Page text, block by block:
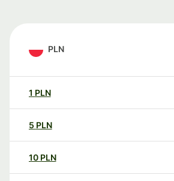
PLN
1 PLN
5 PLN
10 PLN